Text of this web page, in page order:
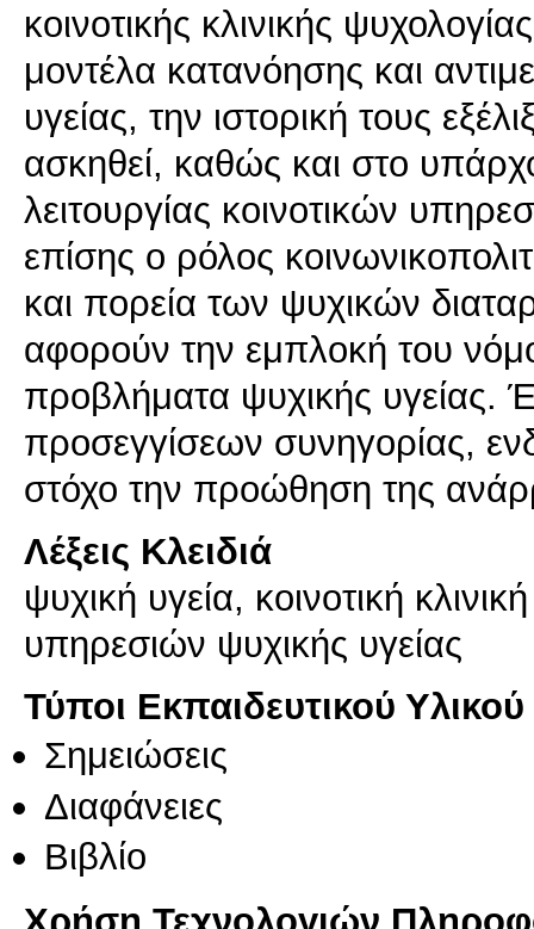
κοινοτικής κλινικής
μοντέλα κατανόησης και
υγείας, την ιστορική τους
ασκηθεί, καθώς και στο
λειτουργίας κοινοτικών
επίσης ο ρόλος
και πορεία των ψυχικών
αφορούν την εμπλοκή του
προβλήματα ψυχικής υγείας.
προσεγγίσεων συνηγορίας,
στόχο την προώθηση της
Λέξεις Κλειδιά
ψυχική υγεία, κοινοτική
υπηρεσιών ψυχικής υγείας
Τύποι Εκπαιδευτικού Υλικού
Σημειώσεις
Διαφάνειες
Βιβλίο
Χρήση Τεχνολογιών